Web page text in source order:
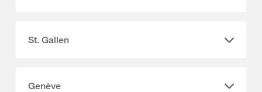
St. Gallen
Genève